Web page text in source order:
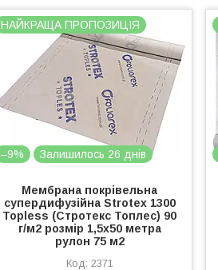
НАЙКРАЩА ПРОПОЗИЦІЯ
–9% Залишилось 26 днів
Мембрана покрівельна
супердифузійна Strotex 1300
Topless (Стротекс Топлес) 90
г/м2 розмір 1,5х50 метра
рулон 75 м2
2371